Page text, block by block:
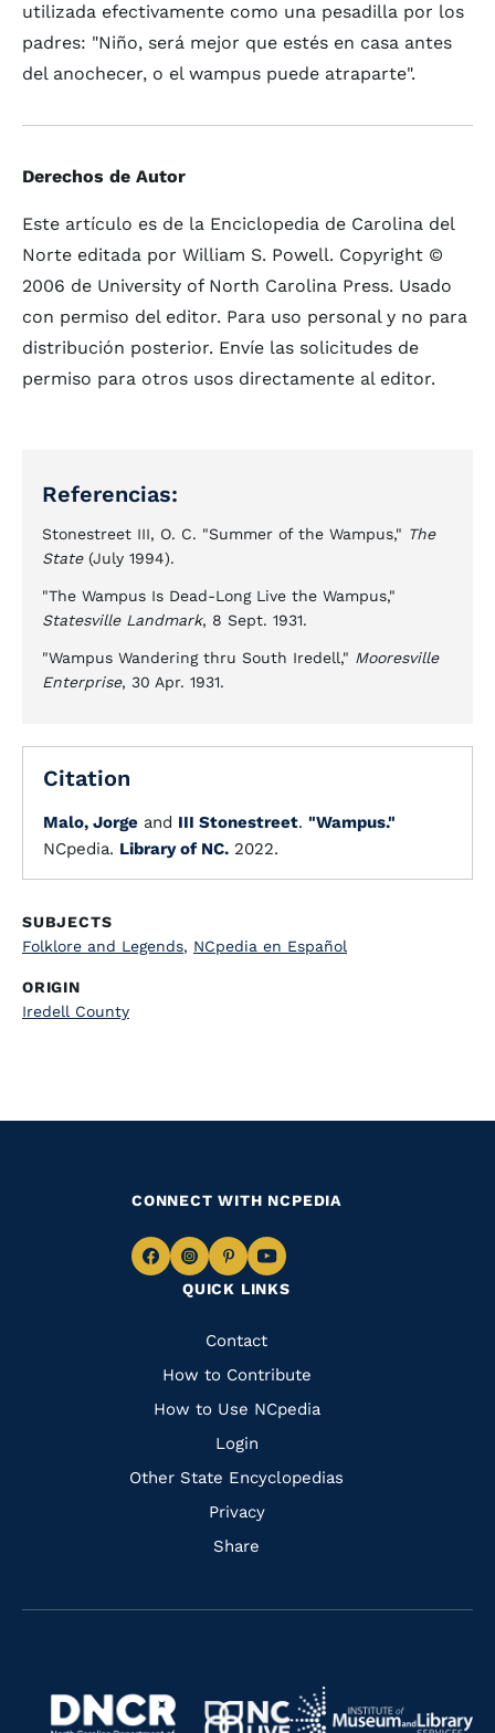
utilizada efectivamente como una pesadilla por los
padres: "Niño, será mejor que estés en casa antes
del anochecer, o el wampus puede atraparte".
Derechos de Autor
Este artículo es de la Enciclopedia de Carolina del
Norte editada por William S. Powell. Copyright ©
2006 de University of North Carolina Press. Usado
con permiso del editor. Para uso personal y no para
distribución posterior. Envíe las solicitudes de
permiso para otros usos directamente al editor.
Referencias:
Stonestreet III, O. C. "Summer of the Wampus," The
State(July 1994).
"The Wampus Is Dead-Long Live the Wampus,"
Statesville Landmark, 8 Sept. 1931.
"Wampus Wandering thru South Iredell," Mooresville
Enterprise, 30 Apr. 1931.
Citation
Malo, Jorge and III Stonestreet. "Wampus."
NCpedia. Library of NC. 2022.
SUBJECTS
Folklore and Legends, NCpedia en Español
ORIGIN
Iredell County
QUICK LINKS
Quick
Links
Contact
How to Contribute
How to Use NCpedia
Login
Other State Encyclopedias
Privacy
Share
CONNECT WITH NCPEDIA
Navigate
Facebook
Navigate
to
Instagram
Navigate
to
Pinterest
Navigate
to
Navigate
Navigate